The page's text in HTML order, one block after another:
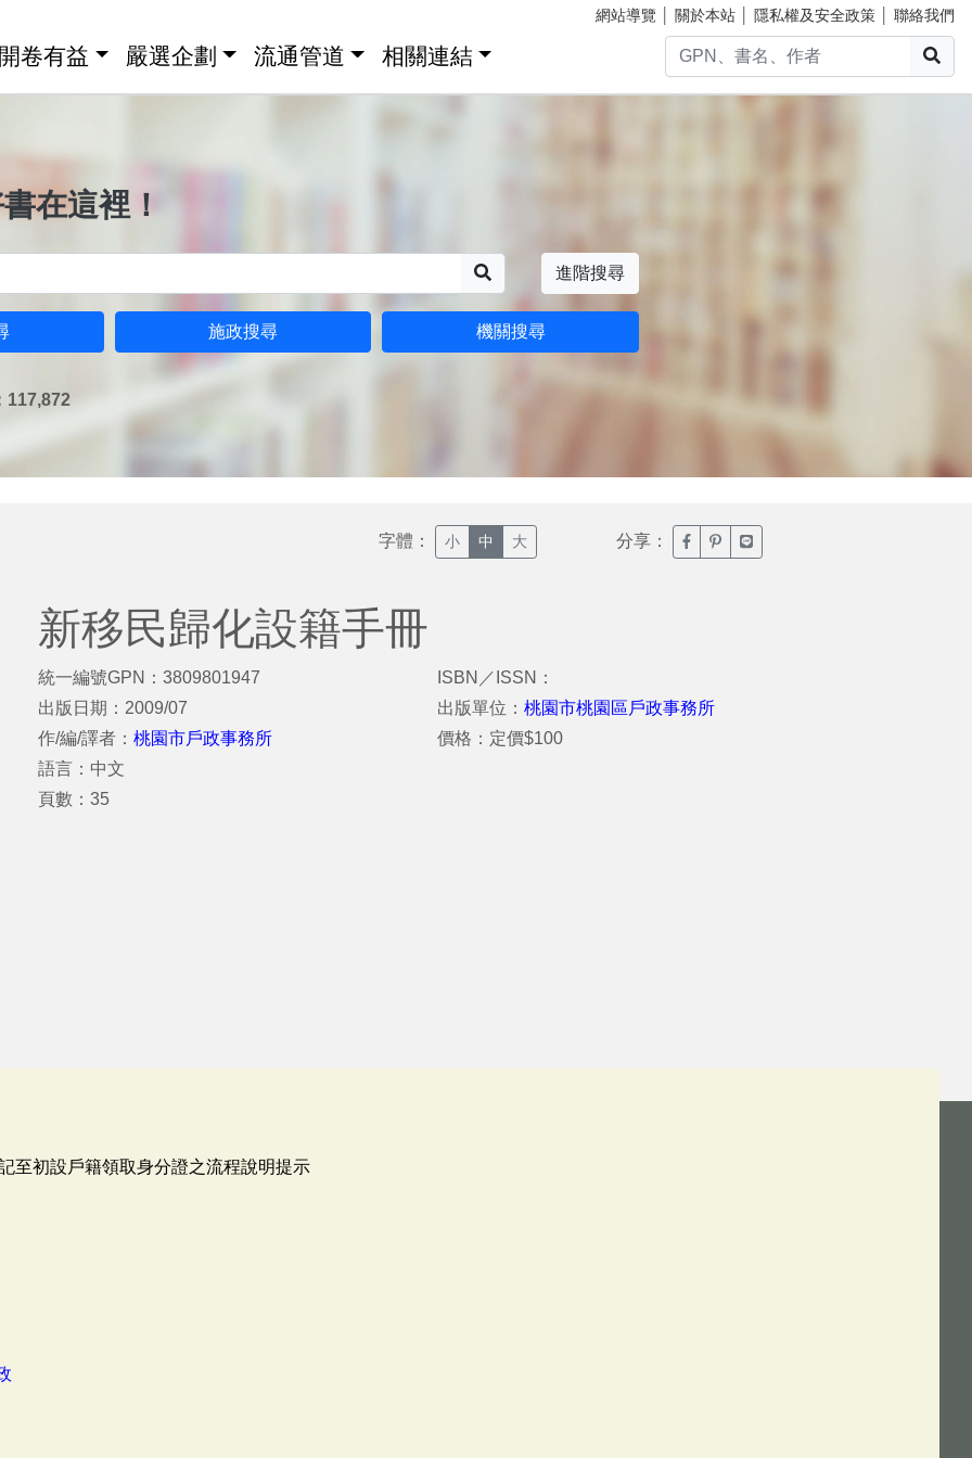
網站導覽 關於本站 隱私權及安全政策 聯絡我們
卷有益 嚴選企劃 流通管道 相關連結
在這裡！
進階搜尋
施政搜尋 機關搜尋
117,872
字體： 小 中 大 分享： 臉書分享(另開新視窗)
噗浪分享(另開新視窗)
Line分享(另開新視窗)
新移民歸化設籍手冊
統一編號GPN：3809801947
出版日期：2009/07
作/編/譯者： 桃園市戶政事務所
語言：中文
頁數：35
ISBN／ISSN：
出版單位：桃園市桃園區戶政事務所
價格：定價$100
至初設戶籍領取身分證之流程說明提示